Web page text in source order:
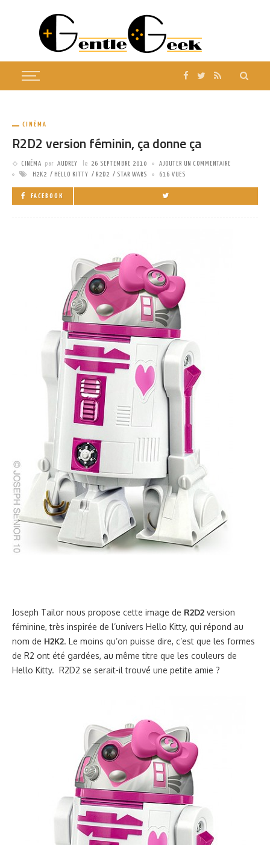
CINÉMA
R2D2 version féminin, ça donne ça
CINÉMA par AUDREY le 26 SEPTEMBRE 2010
AJOUTER UN COMMENTAIRE
H2K2
HELLO KITTY R2D2 STAR WARS 616 VUES
FACEBOOK
Joseph Tailor nous propose cette image de R2D2 version
féminine, très inspirée de l’univers Hello Kitty, qui répond au
nom de H2K2. Le moins qu’on puisse dire, c’est que les formes
de R2 ont été gardées, au même titre que les couleurs de
Hello Kitty. R2D2 se serait-il trouvé une petite amie ?